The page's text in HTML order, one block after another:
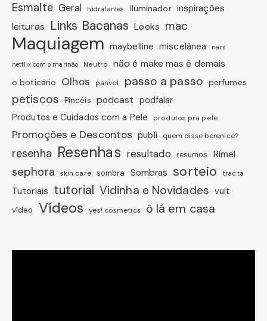
Esmalte Geral hidratantes Iluminador inspirações
leituras Links Bacanas Looks mac
Maquiagem maybelline miscelânea nars
netflix com o marinão Neutro não é make mas é demais
o boticário Olhos panvel passo a passo perfumes
petiscos Pincéis podcast podfalar
Produtos e Cuidados com a Pele
produtos pra pele
Promoções e Descontos publi quem disse berenice?
resenha Resenhas resultado resumos Rímel
sephora skin care sombra Sombras sorteio tracta
Tutoriais tutorial Vidinha e Novidades vult
vídeo Vídeos yes! cosmetics ô lá em casa